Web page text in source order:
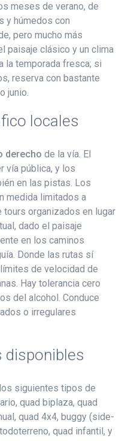
meses de verano, de
y húmedos con
pero mucho más
paisaje clásico y un clima
la temporada fresca; si
reserva con bastante
junio.
locales
derecho de la vía. El
vía pública, y los
en las pistas. Los
medida limitados a
organizados en lugar
dado el paisaje
en los caminos
Donde las rutas sí
de velocidad de
Hay tolerancia cero
del alcohol. Conduce
o irregulares
disponibles
siguientes tipos de
quad biplaza, quad
quad 4x4, buggy (side-
quad infantil, y